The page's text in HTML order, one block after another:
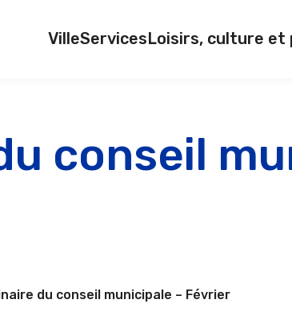
VilleServicesLoisirs, culture et
conseil
du conseil municipale – Février